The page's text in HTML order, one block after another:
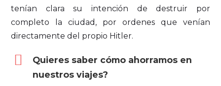
tenían clara su intención de destruir por
completo la ciudad, por ordenes que venían
directamente del propio Hitler.
Quieres saber cómo ahorramos en
nuestros viajes?